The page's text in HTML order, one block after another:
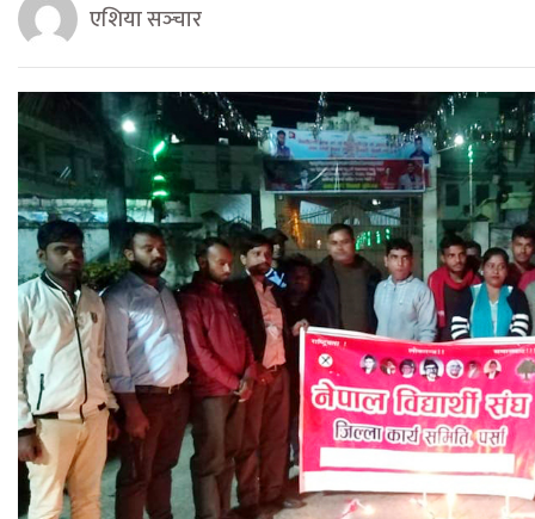
एशिया सञ्‍चार